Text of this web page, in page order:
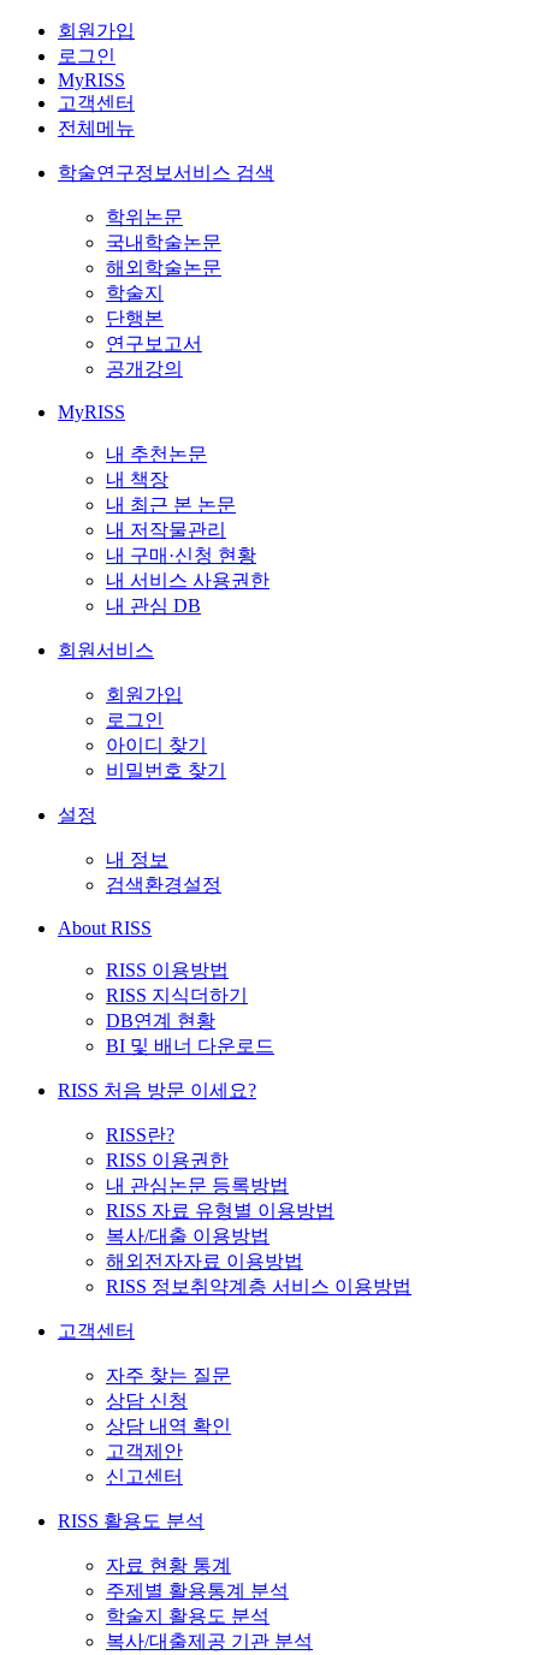
회원가입
로그인
MyRISS
고객센터
전체메뉴
학술연구정보서비스 검색
학위논문
국내학술논문
해외학술논문
학술지
단행본
연구보고서
공개강의
MyRISS
내 추천논문
내 책장
내 최근 본 논문
내 저작물관리
내 구매·신청 현황
내 서비스 사용권한
내 관심 DB
회원서비스
회원가입
로그인
아이디 찾기
비밀번호 찾기
설정
내 정보
검색환경설정
About RISS
RISS 이용방법
RISS 지식더하기
DB연계 현황
BI 및 배너 다운로드
RISS 처음 방문 이세요?
RISS란?
RISS 이용권한
내 관심논문 등록방법
RISS 자료 유형별 이용방법
복사/대출 이용방법
해외전자자료 이용방법
RISS 정보취약계층 서비스 이용방법
고객센터
자주 찾는 질문
상담 신청
상담 내역 확인
고객제안
신고센터
RISS 활용도 분석
자료 현황 통계
주제별 활용통계 분석
학술지 활용도 분석
복사/대출제공 기관 분석